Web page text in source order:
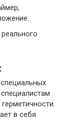
в себя